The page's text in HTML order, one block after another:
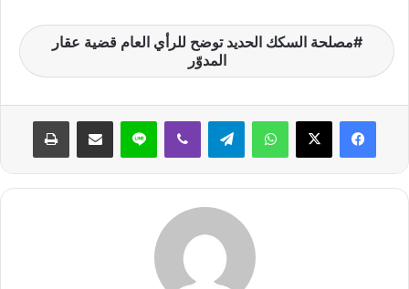
مصلحة السكك الحديد توضح للرأي العام قضية عقار
المدوّر
واتساب تيلقرام ڤايبر لاين مشاركة عبر البريد طباعة